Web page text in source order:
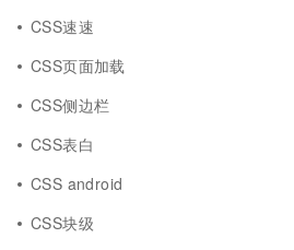
CSS速速
CSS页面加载
CSS侧边栏
CSS表白
CSS android
CSS块级